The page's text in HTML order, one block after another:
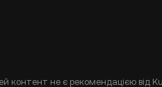
контент не є рекомендацією від